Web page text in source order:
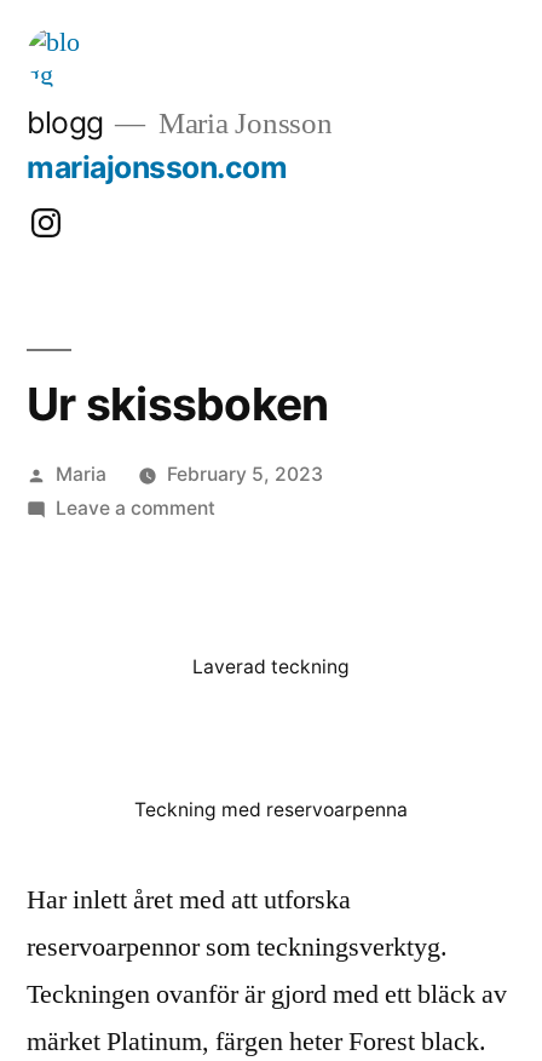
Skip
content
blogg Maria Jonsson
mariajonsson.com
Instagram:
Ur skissboken
Posted
by
Maria
February 5, 2023
Leave a commenton
Laverad teckning
Teckning med reservoarpenna
Har inlett året med att utforska
reservoarpennor som teckningsverktyg.
Teckningen ovanför är gjord med ett bläck av
märket Platinum, färgen heter Forest black.